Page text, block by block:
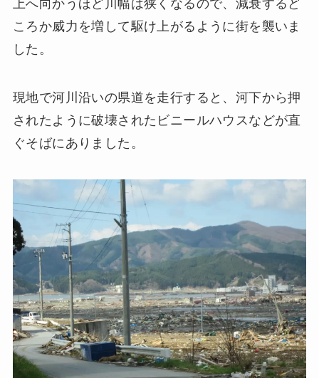
上へ向かうほど川幅は狭くなるので、減衰するど
ころか威力を増して駆け上がるように街を襲いま
した。
現地で河川沿いの県道を走行すると、河下から押
されたように破壊されたビニールハウスなどが直
ぐそばにありました。